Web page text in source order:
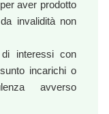
aver prodotto
invalidità non
interessi con
incarichi o
avverso